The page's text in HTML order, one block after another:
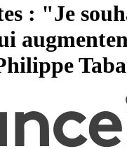
: "Je